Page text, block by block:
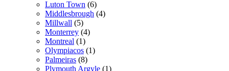
Luton Town (6)
Middlesbrough (4)
Millwall (5)
Monterrey (4)
Montreal (1)
Olympiacos (1)
Palmeiras (8)
Plymouth Argyle (1)